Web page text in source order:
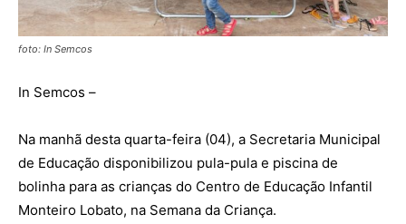
foto: In Semcos
In Semcos –
Na manhã desta quarta-feira (04), a Secretaria Municipal
de Educação disponibilizou pula-pula e piscina de
bolinha para as crianças do Centro de Educação Infantil
Monteiro Lobato, na Semana da Criança.